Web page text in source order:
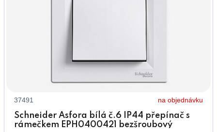
37491 na objednávku
Schneider Asfora bílá č.6 IP44 přepínač s
rámečkem EPH0400421 bezšroubový